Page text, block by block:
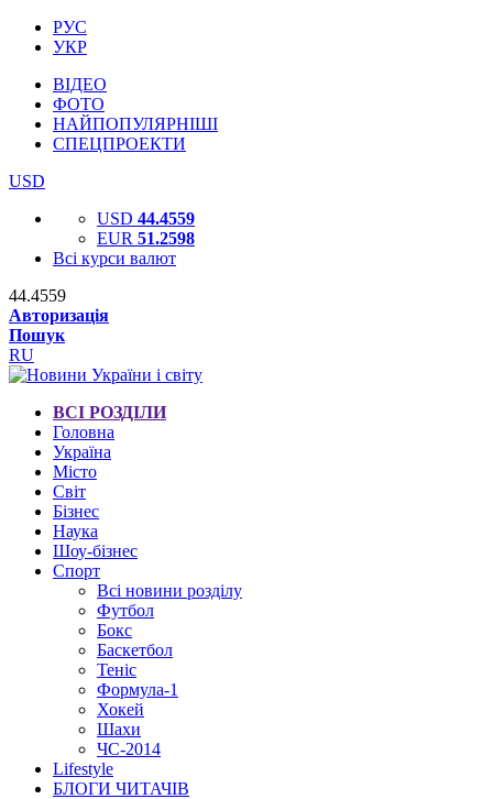
РУС
УКР
ВІДЕО
ФОТО
НАЙПОПУЛЯРНІШІ
СПЕЦПРОЕКТИ
USD
USD 44.4559
EUR 51.2598
Всі курси валют
44.4559
Авторизація
Пошук
RU
ВСІ РОЗДІЛИ
Головна
Україна
Місто
Світ
Бізнес
Наука
Шоу-бізнес
Спорт
Всі новини розділу
Футбол
Бокс
Баскетбол
Теніс
Формула-1
Хокей
Шахи
ЧС-2014
Lifestyle
БЛОГИ ЧИТАЧІВ